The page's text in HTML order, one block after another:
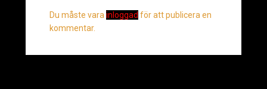
Du måste vara inloggad för att publicera en
kommentar.